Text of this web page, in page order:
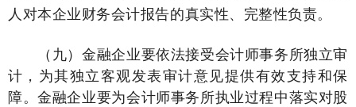
人对本企业财务会计报告的真实性、完整性负责。
（九）金融企业要依法接受会计师事务所独立审
计，为其独立客观发表审计意见提供有效支持和保
障。金融企业要为会计师事务所执业过程中落实对股